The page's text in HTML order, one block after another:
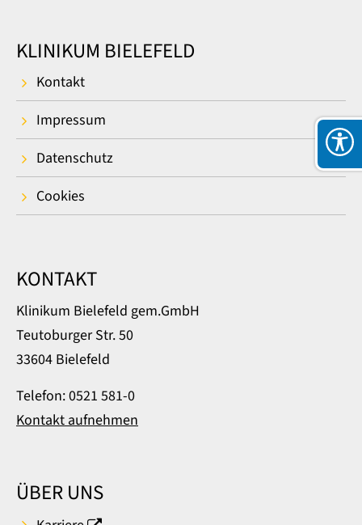
KLINIKUM BIELEFELD
Kontakt
Impressum
Datenschutz
Cookies
KONTAKT
Klinikum Bielefeld gem.GmbH
Teutoburger Str. 50
33604 Bielefeld
Telefon: 0521 581-0
Kontakt aufnehmen
ÜBER UNS